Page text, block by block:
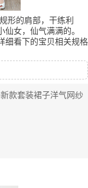
形的肩部，干练利
女，仙气满满的。
细看下的宝贝相关规格
款套装裙子洋气网纱